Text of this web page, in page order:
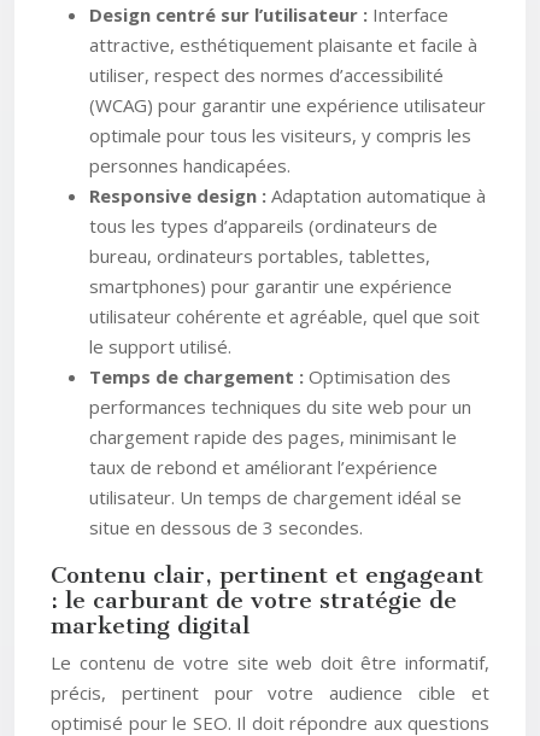
Design centré sur l’utilisateur : Interface
attractive, esthétiquement plaisante et facile à
utiliser, respect des normes d’accessibilité
(WCAG) pour garantir une expérience utilisateur
optimale pour tous les visiteurs, y compris les
personnes handicapées.
Responsive design : Adaptation automatique à
tous les types d’appareils (ordinateurs de
bureau, ordinateurs portables, tablettes,
smartphones) pour garantir une expérience
utilisateur cohérente et agréable, quel que soit
le support utilisé.
Temps de chargement : Optimisation des
performances techniques du site web pour un
chargement rapide des pages, minimisant le
taux de rebond et améliorant l’expérience
utilisateur. Un temps de chargement idéal se
situe en dessous de 3 secondes.
Contenu clair, pertinent et engageant
: le carburant de votre stratégie de
marketing digital
Le contenu de votre site web doit être informatif,
précis, pertinent pour votre audience cible et
optimisé pour le SEO. Il doit répondre aux questions